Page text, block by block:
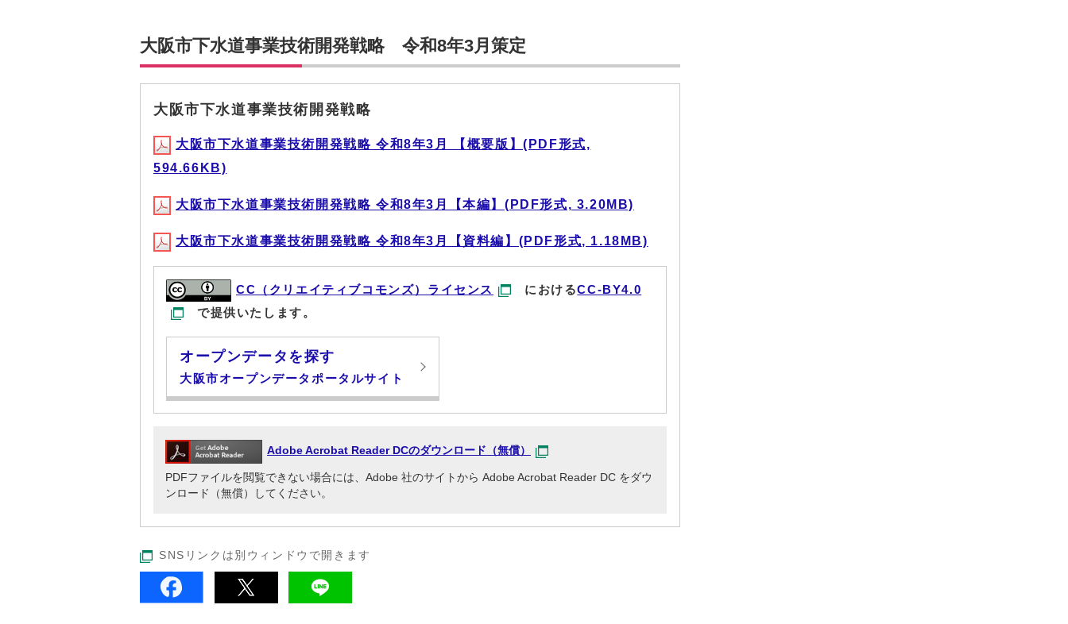
大阪市下水道事業技術開発戦略 令和8年3月策定
大阪市下水道事業技術開発戦略
大阪市下水道事業技術開発戦略 令和8年3月 【概要版】(PDF形式,
594.66KB)
大阪市下水道事業技術開発戦略 令和8年3月【本編】(PDF形式, 3.20MB)
大阪市下水道事業技術開発戦略 令和8年3月【資料編】(PDF形式, 1.18MB)
CC（クリエイティブコモンズ）ライセンス におけるCC-BY4.0
で提供いたします。
オープンデータを探す
大阪市オープンデータポータルサイト
Adobe Acrobat Reader DCのダウンロード（無償）
PDFファイルを閲覧できない場合には、Adobe 社のサイトから Adobe Acrobat Reader DC をダウ
ンロード（無償）してください。
SNSリンクは別ウィンドウで開きます